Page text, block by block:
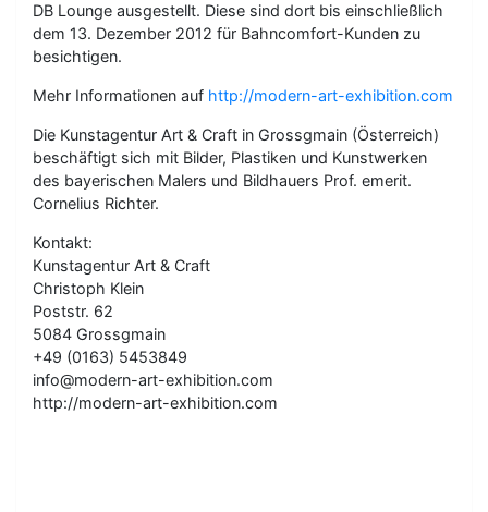
DB Lounge ausgestellt. Diese sind dort bis einschließlich
dem 13. Dezember 2012 für Bahncomfort-Kunden zu
besichtigen.
Mehr Informationen auf http://modern-art-exhibition.com
Die Kunstagentur Art & Craft in Grossgmain (Österreich)
beschäftigt sich mit Bilder, Plastiken und Kunstwerken
des bayerischen Malers und Bildhauers Prof. emerit.
Cornelius Richter.
Kontakt:
Kunstagentur Art & Craft
Christoph Klein
Poststr. 62
5084 Grossgmain
+49 (0163) 5453849
info@modern-art-exhibition.com
http://modern-art-exhibition.com